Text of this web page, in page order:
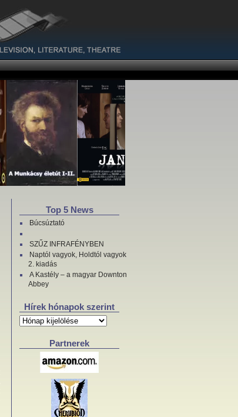
Top 5 News
Búcsúztató
SZŰZ INFRAFÉNYBEN
Naptól vagyok, Holdtól vagyok
2. kiadás
A Kastély – a magyar Downton
Abbey
Hírek hónapok szerint
Hírek
hónapok
Partnerek